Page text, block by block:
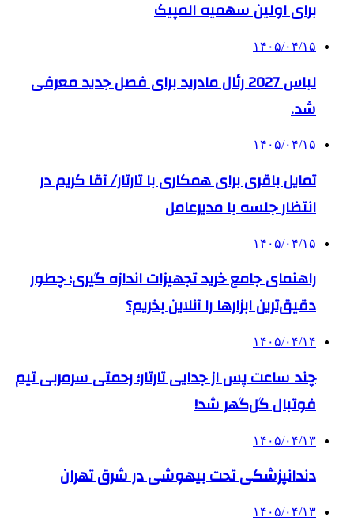
برای اولین سهمیه المپیک
۱۴۰۵/۰۴/۱۵
لباس 2027 رئال مادرید برای فصل جدید معرفی
شد.
۱۴۰۵/۰۴/۱۵
تمایل باقری برای همکاری با تارتار/ آقا کریم در
انتظار جلسه با مدیرعامل
۱۴۰۵/۰۴/۱۵
راهنمای جامع خرید تجهیزات اندازه گیری؛ چطور
دقیق‌ترین ابزارها را آنلاین بخریم؟
۱۴۰۵/۰۴/۱۴
چند ساعت پس از جدایی تارتار؛ رحمتی سرمربی تیم
فوتبال گل‌گهر شد!
۱۴۰۵/۰۴/۱۳
دندانپزشکی تحت بیهوشی در شرق تهران
۱۴۰۵/۰۴/۱۳